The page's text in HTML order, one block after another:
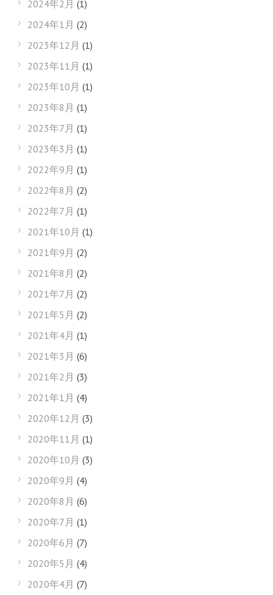
2024年2月 (1)
2024年1月 (2)
2023年12月 (1)
2023年11月 (1)
2023年10月 (1)
2023年8月 (1)
2023年7月 (1)
2023年3月 (1)
2022年9月 (1)
2022年8月 (2)
2022年7月 (1)
2021年10月 (1)
2021年9月 (2)
2021年8月 (2)
2021年7月 (2)
2021年5月 (2)
2021年4月 (1)
2021年3月 (6)
2021年2月 (3)
2021年1月 (4)
2020年12月 (3)
2020年11月 (1)
2020年10月 (3)
2020年9月 (4)
2020年8月 (6)
2020年7月 (1)
2020年6月 (7)
2020年5月 (4)
2020年4月 (7)